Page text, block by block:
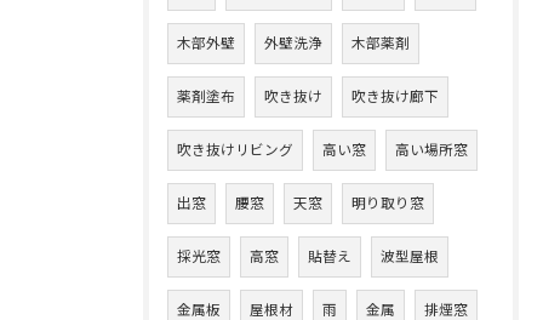
木部外壁 外壁洗浄 木部薬剤
薬剤塗布 吹き抜け 吹き抜け廊下
吹き抜けリビング 高い窓 高い場所窓
出窓 腰窓 天窓 明り取り窓
採光窓 高窓 貼替え 波型屋根
金属板 屋根材 雨 金属 排煙窓